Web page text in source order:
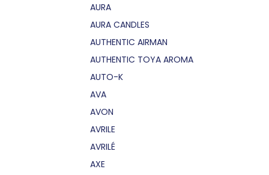
AURA
AURA CANDLES
AUTHENTIC AIRMAN
AUTHENTIC TOYA AROMA
AUTO-K
AVA
AVON
AVRILE
AVRILÉ
AXE